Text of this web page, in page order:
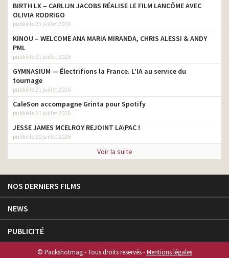
BIRTH LX – CARLIJN JACOBS RÉALISE LE FILM LANCÔME AVEC
OLIVIA RODRIGO
publié le 23 juillet 2026
KINOU – WELCOME ANA MARIA MIRANDA, CHRIS ALESSI & ANDY
PML
publié le 21 juillet 2026
GYMNASIUM — Électrifions la France. L’IA au service du
tournage
publié le 21 juillet 2026
CaleSon accompagne Grinta pour Spotify
publié le 21 juillet 2026
JESSE JAMES MCELROY REJOINT LA\PAC !
publié le 20 juillet 2026
Voir la suite
NOS DERNIERS FILMS
NEWS
PUBLICITÉ
© Packshotmag - Tous droits reservés -Mentions légales